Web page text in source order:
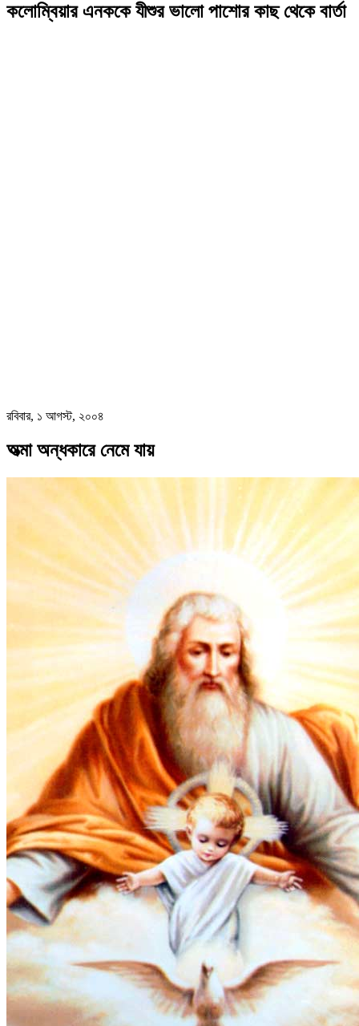
কলোম্বিয়ার এনককে যীশুর ভালো পাশোর কাছ থেকে বার্তা
রবিবার, ১ আগস্ট, ২০০৪
অত্মা অন্ধকারে নেমে যায়